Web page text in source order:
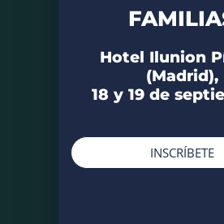
Hotel Ilunion
(Madrid),
18 y 19 de
INSCRÍBETE